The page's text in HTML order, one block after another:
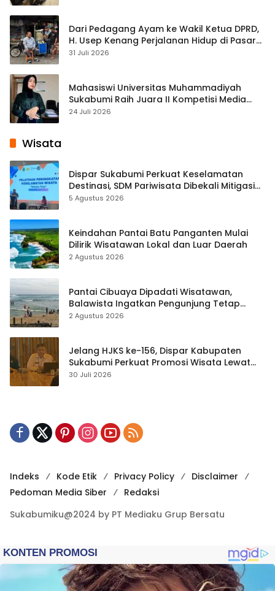
Dari Pedagang Ayam ke Wakil Ketua DPRD,
H. Usep Kenang Perjalanan Hidup di Pasar
Cisaat
31 Juli 2026
Mahasiswi Universitas Muhammadiyah
Sukabumi Raih Juara II Kompetisi Media
Pembelajaran Digital Tingkat Internasional
24 Juli 2026
Wisata
Dispar Sukabumi Perkuat Keselamatan
Destinasi, SDM Pariwisata Dibekali Mitigasi
hingga Teknik Evakuasi
5 Agustus 2026
Keindahan Pantai Batu Panganten Mulai
Dilirik Wisatawan Lokal dan Luar Daerah
2 Agustus 2026
Pantai Cibuaya Dipadati Wisatawan,
Balawista Ingatkan Pengunjung Tetap
Waspada
2 Agustus 2026
Jelang HJKS ke-156, Dispar Kabupaten
Sukabumi Perkuat Promosi Wisata Lewat
Publikasi Digital
30 Juli 2026
Indeks Kode Etik Privacy Policy
Disclaimer
Pedoman Media Siber
Redaksi
Sukabumiku@2024 by PT Mediaku Grup Bersatu